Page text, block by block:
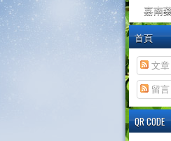
嘉南
首頁
文章
留言
QR CODE